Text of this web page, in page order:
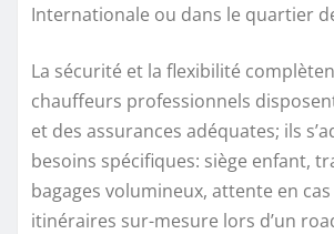
Internationale ou dans le quartier
La sécurité et la flexibilité
chauffeurs professionnels
et des assurances adéquates; ils
besoins spécifiques: siège enfant,
bagages volumineux, attente en
itinéraires sur-mesure lors d’un